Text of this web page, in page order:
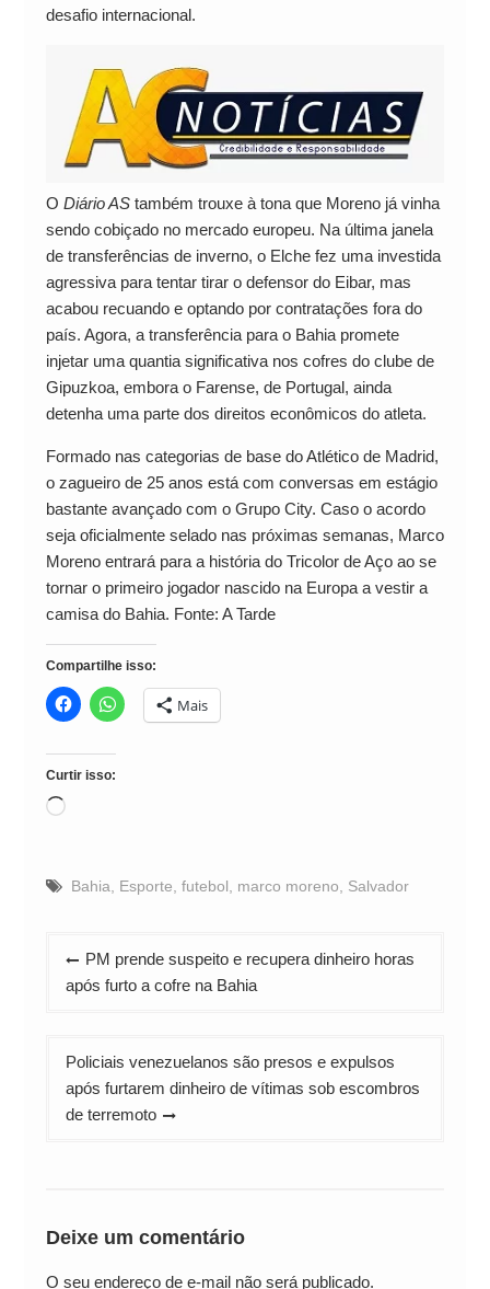
desafio internacional.
O Diário AStambém trouxe à tona que Moreno já vinha
sendo cobiçado no mercado europeu. Na última janela
de transferências de inverno, o Elche fez uma investida
agressiva para tentar tirar o defensor do Eibar, mas
acabou recuando e optando por contratações fora do
país. Agora, a transferência para o Bahia promete
injetar uma quantia significativa nos cofres do clube de
Gipuzkoa, embora o Farense, de Portugal, ainda
detenha uma parte dos direitos econômicos do atleta.
Formado nas categorias de base do Atlético de Madrid,
o zagueiro de 25 anos está com conversas em estágio
bastante avançado com o Grupo City. Caso o acordo
seja oficialmente selado nas próximas semanas, Marco
Moreno entrará para a história do Tricolor de Aço ao se
tornar o primeiro jogador nascido na Europa a vestir a
camisa do Bahia. Fonte: A Tarde
Compartilhe isso:
Mais
Curtir isso:
Carregando...
Bahia Esporte futebol marco moreno Salvador
Navegação
de
PM prende suspeito e recupera dinheiro horas
após furto a cofre na Bahia
Policiais venezuelanos são presos e expulsos
após furtarem dinheiro de vítimas sob escombros
de terremoto
Deixe um comentário
O seu endereço de e-mail não será publicado.